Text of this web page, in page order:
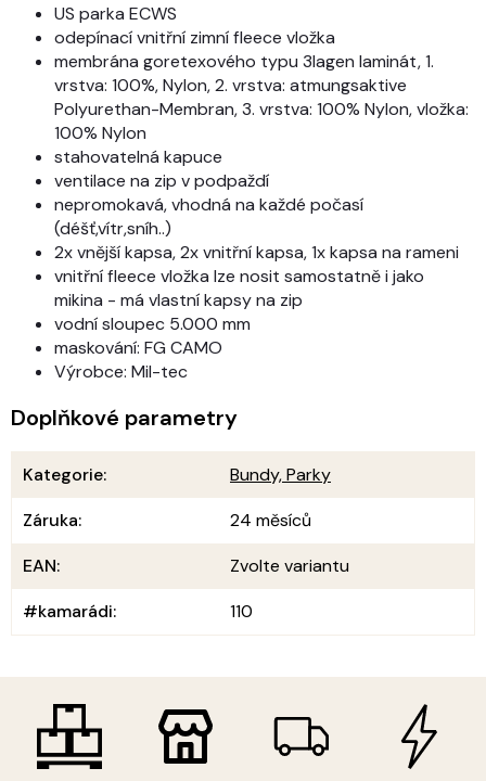
US parka ECWS
odepínací vnitřní zimní fleece vložka
membrána goretexového typu 3lagen laminát, 1.
vrstva: 100%, Nylon, 2. vrstva: atmungsaktive
Polyurethan-Membran, 3. vrstva: 100% Nylon, vložka:
100% Nylon
stahovatelná kapuce
ventilace na zip v podpaždí
nepromokavá, vhodná na každé počasí
(déšť,vítr,sníh..)
2x vnější kapsa, 2x vnitřní kapsa, 1x kapsa na rameni
vnitřní fleece vložka lze nosit samostatně i jako
mikina - má vlastní kapsy na zip
vodní sloupec 5.000 mm
maskování: FG CAMO
Výrobce: Mil-tec
Doplňkové parametry
Kategorie:
Bundy, Parky
Záruka:
24 měsíců
EAN:
Zvolte variantu
#kamarádi: 110